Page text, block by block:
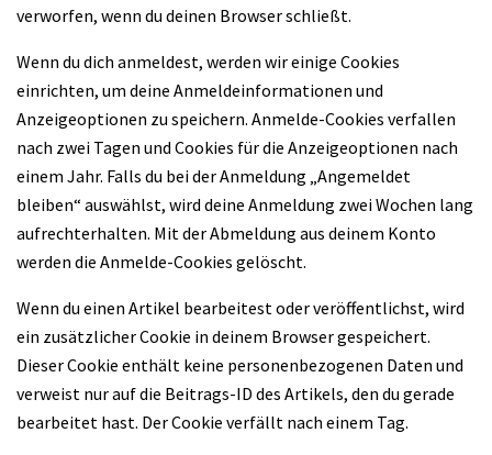
verworfen, wenn du deinen Browser schließt.
Wenn du dich anmeldest, werden wir einige Cookies
einrichten, um deine Anmeldeinformationen und
Anzeigeoptionen zu speichern. Anmelde-Cookies verfallen
nach zwei Tagen und Cookies für die Anzeigeoptionen nach
einem Jahr. Falls du bei der Anmeldung „Angemeldet
bleiben“ auswählst, wird deine Anmeldung zwei Wochen lang
aufrechterhalten. Mit der Abmeldung aus deinem Konto
werden die Anmelde-Cookies gelöscht.
Wenn du einen Artikel bearbeitest oder veröffentlichst, wird
ein zusätzlicher Cookie in deinem Browser gespeichert.
Dieser Cookie enthält keine personenbezogenen Daten und
verweist nur auf die Beitrags-ID des Artikels, den du gerade
bearbeitet hast. Der Cookie verfällt nach einem Tag.